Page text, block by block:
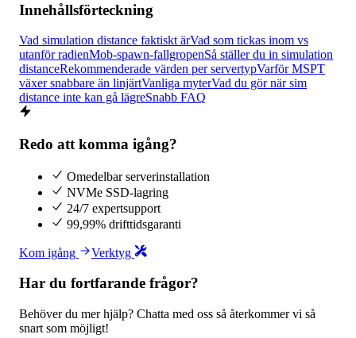
Innehållsförteckning
Vad simulation distance faktiskt ärVad som tickas inom vs
utanför radienMob-spawn-fallgropenSå ställer du in simulation
distanceRekommenderade värden per servertypVarför MSPT
växer snabbare än linjärtVanliga myterVad du gör när sim
distance inte kan gå lägreSnabb FAQ
Redo att komma igång?
Omedelbar serverinstallation
NVMe SSD-lagring
24/7 expertsupport
99,99% drifttidsgaranti
Kom igång Verktyg
Har du fortfarande frågor?
Behöver du mer hjälp? Chatta med oss så återkommer vi så
snart som möjligt!